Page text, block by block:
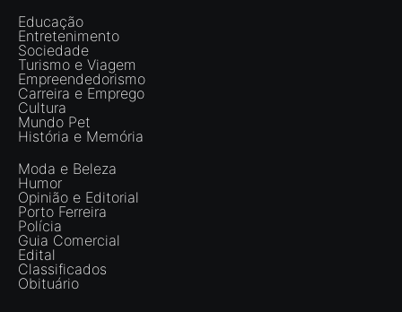
Educação
Entretenimento
Sociedade
Turismo e Viagem
Empreendedorismo
Carreira e Emprego
Cultura
Mundo Pet
História e Memória
Moda e Beleza
Humor
Opinião e Editorial
Porto Ferreira
Polícia
Guia Comercial
Edital
Classificados
Obituário